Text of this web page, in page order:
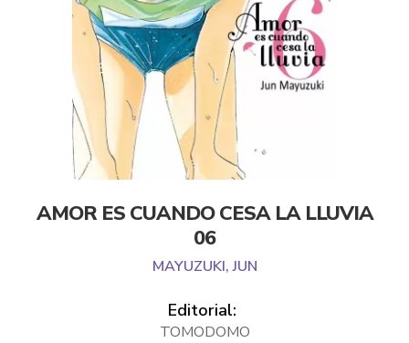
AMOR ES CUANDO CESA LA LLUVIA
06
MAYUZUKI, JUN
Editorial:
TOMODOMO